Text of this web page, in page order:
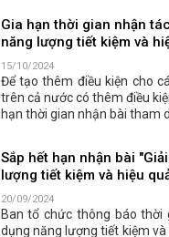
Gia hạn thời gian nhận
năng lượng tiết kiệm và
15/10/2024
Để tạo thêm điều kiện cho
trên cả nước có thêm điều
hạn thời gian nhận bài tham
Sắp hết hạn nhận bài
lượng tiết kiệm và hiệu
20/09/2024
Ban tổ chức thông báo thời
dụng năng lượng tiết kiệm